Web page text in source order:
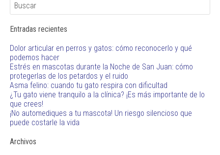
Entradas recientes
Dolor articular en perros y gatos: cómo reconocerlo y qué
podemos hacer
Estrés en mascotas durante la Noche de San Juan: cómo
protegerlas de los petardos y el ruido
Asma felino: cuando tu gato respira con dificultad
¿Tu gato viene tranquilo a la clínica? ¡Es más importante de lo
que crees!
¡No automediques a tu mascota! Un riesgo silencioso que
puede costarle la vida
Archivos